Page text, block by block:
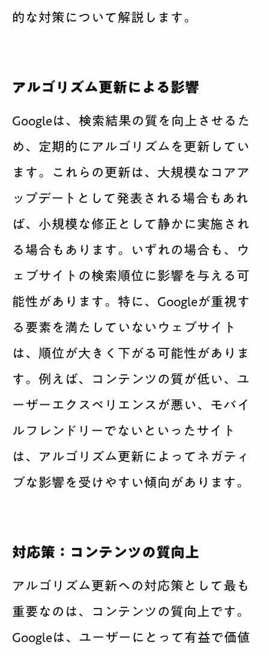
的な対策について解説します。
アルゴリズム更新による影響
Googleは、検索結果の質を向上させるた
め、定期的にアルゴリズムを更新してい
ます。これらの更新は、大規模なコアア
ップデートとして発表される場合もあれ
ば、小規模な修正として静かに実施され
る場合もあります。いずれの場合も、ウ
ェブサイトの検索順位に影響を与える可
能性があります。特に、Googleが重視す
る要素を満たしていないウェブサイト
は、順位が大きく下がる可能性がありま
す。例えば、コンテンツの質が低い、ユ
ーザーエクスペリエンスが悪い、モバイ
ルフレンドリーでないといったサイト
は、アルゴリズム更新によってネガティ
ブな影響を受けやすい傾向があります。
対応策：コンテンツの質向上
アルゴリズム更新への対応策として最も
重要なのは、コンテンツの質向上です。
Googleは、ユーザーにとって有益で価値